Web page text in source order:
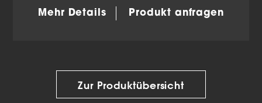
Mehr Details Produkt anfragen
Zur Produktübersicht